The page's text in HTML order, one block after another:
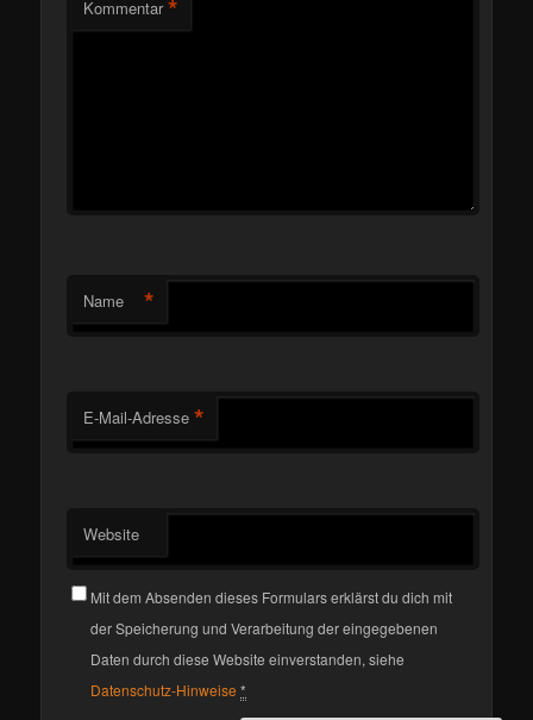
Kommentar *
Name *
E-Mail-Adresse *
Website
Mit dem Absenden dieses Formulars erklärst du dich mit
der Speicherung und Verarbeitung der eingegebenen
Daten durch diese Website einverstanden, siehe
Datenschutz-Hinweise *